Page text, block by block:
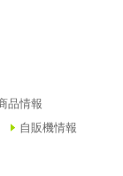
品情報
自販機情報